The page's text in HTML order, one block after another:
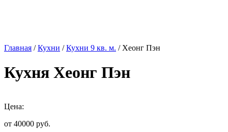
Главная /Кухни /Кухни 9 кв. м. / Хеонг Пэн
Кухня Хеонг Пэн
Цена:
от 40000 руб.